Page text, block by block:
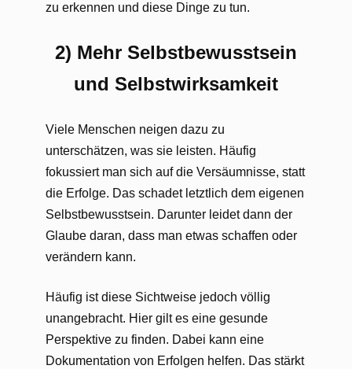
zu erkennen und diese Dinge zu tun.
2) Mehr Selbstbewusstsein
und Selbstwirksamkeit
Viele Menschen neigen dazu zu
unterschätzen, was sie leisten. Häufig
fokussiert man sich auf die Versäumnisse, statt
die Erfolge. Das schadet letztlich dem eigenen
Selbstbewusstsein. Darunter leidet dann der
Glaube daran, dass man etwas schaffen oder
verändern kann.
Häufig ist diese Sichtweise jedoch völlig
unangebracht. Hier gilt es eine gesunde
Perspektive zu finden. Dabei kann eine
Dokumentation von Erfolgen helfen. Das stärkt